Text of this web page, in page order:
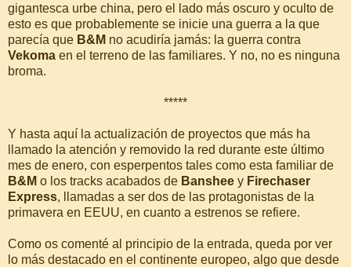
gigantesca urbe china, pero el lado más oscuro y oculto de
esto es que probablemente se inicie una guerra a la que
parecía que B&M no acudiría jamás: la guerra contra
Vekoma en el terreno de las familiares. Y no, no es ninguna
broma.
*****
Y hasta aquí la actualización de proyectos que más ha
llamado la atención y removido la red durante este último
mes de enero, con esperpentos tales como esta familiar de
B&M o los tracks acabados de Banshee y Firechaser
Express, llamadas a ser dos de las protagonistas de la
primavera en EEUU, en cuanto a estrenos se refiere.
Como os comenté al principio de la entrada, queda por ver
lo más destacado en el continente europeo, algo que desde